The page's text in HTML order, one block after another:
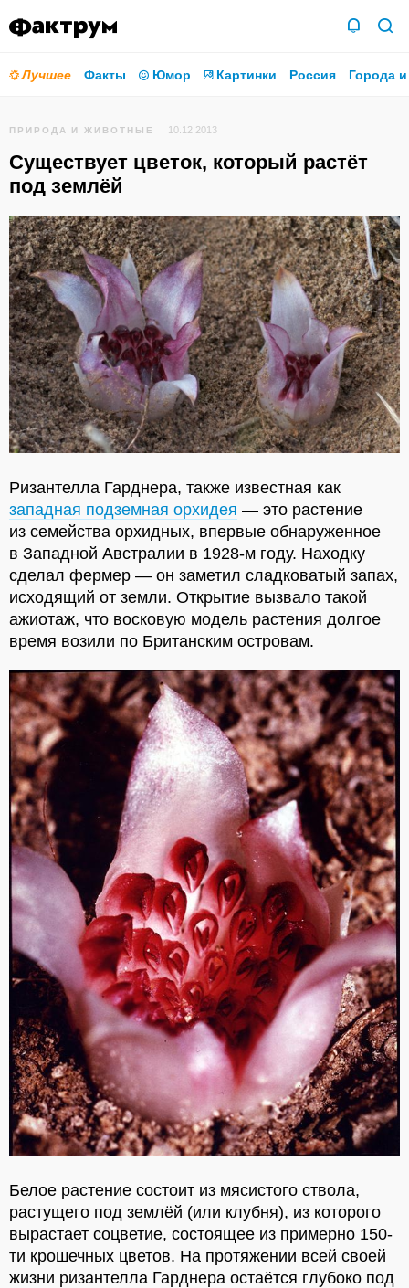
Лучшее Факты Юмор Картинки Россия Города
ПРИРОДА И ЖИВОТНЫЕ 10.12.2013
Существует цветок, который растёт
под землёй
Ризантелла Гарднера, также известная как
западная подземная орхидея — это растение
из семейства орхидных, впервые обнаруженное
в Западной Австралии в 1928-м году. Находку
сделал фермер — он заметил сладковатый запах,
исходящий от земли. Открытие вызвало такой
ажиотаж, что восковую модель растения долгое
время возили по Британским островам.
Белое растение состоит из мясистого ствола,
растущего под землёй (или клубня), из которого
вырастает соцветие, состоящее из примерно 150-
ти крошечных цветов. На протяжении всей своей
жизни ризантелла Гарднера остаётся глубоко под